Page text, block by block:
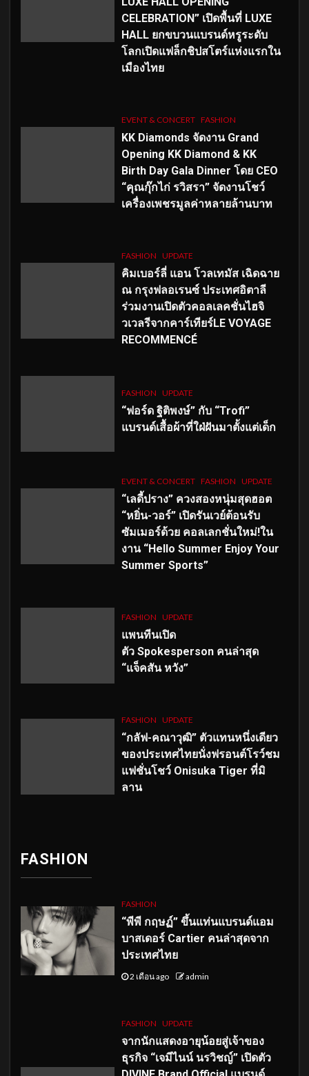
CELEBRATION” เปิดพื้นที่ LUXE
HALL ยกขบวนแบรนด์หรูระดับ
โลกเปิดแฟล็กชิปสโตร์แห่งแรกใน
เมืองไทย
EVENT & CONCERT FASHION
KK Diamonds จัดงาน Grand
Opening KK Diamond & KK
Birth Day Gala Dinner โดย CEO
“คุณกุ๊กไก่ รวิสรา” จัดงานโชว์
เครื่องเพชรมูลค่าหลายล้านบาท
FASHION UPDATE
คิมเบอร์ลี่ แอน โวลเทมัส เฉิดฉาย
ณ กรุงฟลอเรนซ์ ประเทศอิตาลี
ร่วมงานเปิดตัวคอลเลคชั่นไฮจิ
วเวลรีจากคาร์เทียร์LE VOYAGE
RECOMMENCÉ
FASHION UPDATE
“ฟอร์ด ฐิติพงษ์” กับ “Trofi”
แบรนด์เสื้อผ้าที่ใฝ่ฝันมาตั้งแต่เด็ก
EVENT & CONCERT FASHION UPDATE
“เลดี้ปราง” ควงสองหนุ่มสุดฮอต
“หยิ่น-วอร์” เปิดรันเวย์ต้อนรับ
ซัมเมอร์ด้วย คอลเลกชั่นใหม่!ใน
งาน “Hello Summer Enjoy Your
Summer Sports”
FASHION UPDATE
แพนทีนเปิด
ตัว Spokesperson คนล่าสุด
“แจ็คสัน หวัง”
FASHION UPDATE
“กลัฟ-คณาวุฒิ” ตัวแทนหนึ่งเดียว
ของประเทศไทยนั่งฟรอนต์โรว์ชม
แฟชั่นโชว์ Onisuka Tiger ที่มิ
ลาน
FASHION
FASHION
“พีพี กฤษฏ์” ขึ้นแท่นแบรนด์แอม
บาสเดอร์ Cartier คนล่าสุดจาก
ประเทศไทย
2 เดือน ago admin
FASHION UPDATE
จากนักแสดงอายุน้อยสู่เจ้าของ
ธุรกิจ “เจมีไนน์ นรวิชญ์” เปิดตัว